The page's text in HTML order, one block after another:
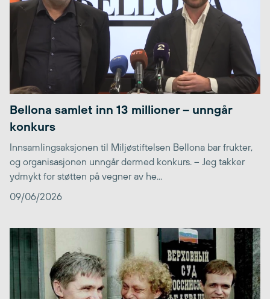
Bellona samlet inn 13 millioner – unngår
konkurs
Innsamlingsaksjonen til Miljøstiftelsen Bellona bar frukter,
og organisasjonen unngår dermed konkurs. – Jeg takker
ydmykt for støtten på vegner av he...
09/06/2026